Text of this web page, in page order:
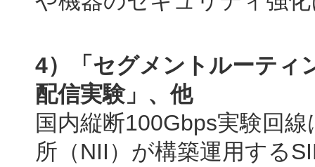
4）「セグメントルーティ
配信実験」、他
国内縦断100Gbps実験回
所（NII）が構築運用する